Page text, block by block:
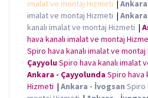
imalat ve montaj Hizmeti |
imalat ve montaj Hizmeti |
kanalı imalat ve montaj Hizmeti |
hava kanalı imalat ve montaj
Spiro hava kanalı imalat ve
ÇayyoluSpiro hava kanalı imalat
Ankara - Çayyolunda Spiro hava
Hizmeti | Ankara - İvogsan Spiro